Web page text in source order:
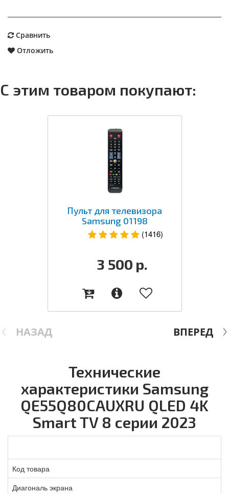
Сравнить
Отложить
С этим товаром покупают:
НАЗАД
Пульт для телевизора
Samsung 01198
(1416)
3 500 р.
ВПЕРЕД
Технические
характеристики Samsung
QE55Q80CAUXRU QLED 4K
Smart TV 8 серии 2023
Код товара
Диагональ экрана